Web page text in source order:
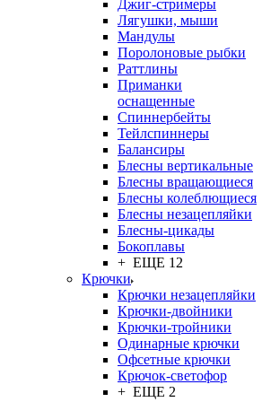
Джиг-стримеры
Лягушки, мыши
Мандулы
Поролоновые рыбки
Раттлины
Приманки
оснащенные
Спиннербейты
Тейлспиннеры
Балансиры
Блесны вертикальные
Блесны вращающиеся
Блесны колеблющиеся
Блесны незацепляйки
Блесны-цикады
Бокоплавы
+ ЕЩЕ 12
Крючки
Крючки незацепляйки
Крючки-двойники
Крючки-тройники
Одинарные крючки
Офсетные крючки
Крючок-светофор
+ ЕЩЕ 2